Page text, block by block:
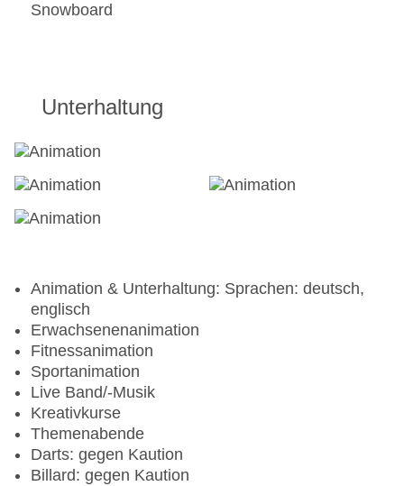
Snowboard
Unterhaltung
Animation & Unterhaltung: Sprachen: deutsch,
englisch
Erwachsenenanimation
Fitnessanimation
Sportanimation
Live Band/-Musik
Kreativkurse
Themenabende
Darts: gegen Kaution
Billard: gegen Kaution